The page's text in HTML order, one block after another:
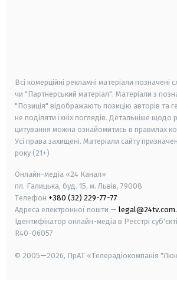
Всі комерційні рекламні матеріали позначені
чи "Партнерський матеріал". Матеріали з
"Позиція" відображають позицію авторів та
не поділяти їхніх поглядів. Детальніше щодо
цитування можна ознайомитись в правилах
Усі права захищені. Матеріали сайту
року (21+)
Онлайн-медіа «24 Канал»
пл. Галицька, буд. 15, м. Львів, 79008
Телефон +380 (32) 229-77-77
Адреса електронної пошти —
Ідентифікатор онлайн-медіа в Реєстрі
R40-06057
© 2005—2026, ПрАТ «Телерадіокомпанія